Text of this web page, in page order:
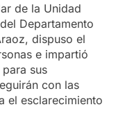
de la Unidad
Departamento
dispuso el
e impartió
sus
con las
el esclarecimiento